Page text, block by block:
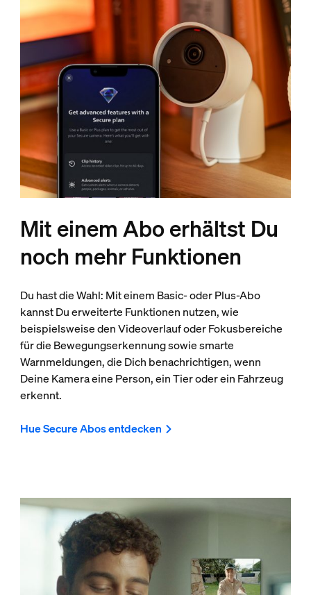
Mit einem Abo erhältst Du
noch mehr Funktionen
Du hast die Wahl: Mit einem Basic- oder Plus-Abo
kannst Du erweiterte Funktionen nutzen, wie
beispielsweise den Videoverlauf oder Fokusbereiche
für die Bewegungserkennung sowie smarte
Warnmeldungen, die Dich benachrichtigen, wenn
Deine Kamera eine Person, ein Tier oder ein Fahrzeug
erkennt.
Hue Secure Abos entdecken